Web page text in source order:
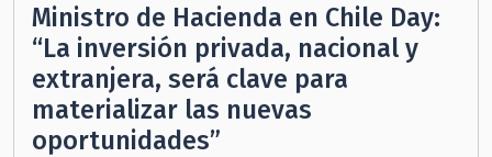
Ministro de Hacienda en Chile Day:
“La inversión privada, nacional y
extranjera, será clave para
materializar las nuevas
oportunidades”